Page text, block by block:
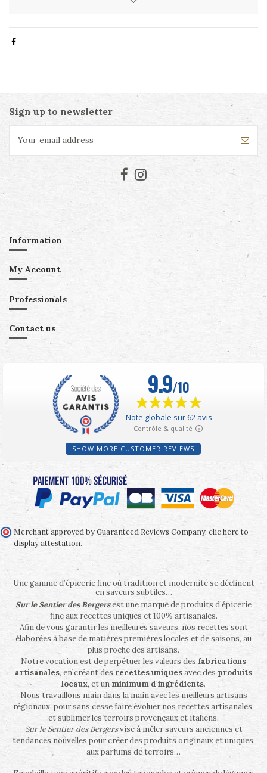
Sign up to newsletter
Information
My Account
Professionals
Contact us
SHOW MORE CUSTOMER REVIEWS
Merchant approved by Guaranteed Reviews Company, clic here to
display attestation.
Une gamme d’épicerie fine où tradition et modernité se déclinent
en saveurs subtiles…
Sur le Sentier des Bergersest une marque de produits d’épicerie
fine aux recettes uniques et 100% artisanales.
Afin de vous garantir les meilleures saveurs, nos recettes sont
élaborées à base de matières premières locales et de saisons, au
plus proche des artisans.
Notre vocation est de perpétuer les valeurs des fabrications
artisanales, en créant des recettes uniquesavec des produits
locaux, et un minimum d'ingrédients.
Nous travaillons main dans la main avec les meilleurs artisans
régionaux, pour sans cesse faire évoluer nos recettes artisanales,
et sublimer les terroirs provençaux et italiens.
Sur le Sentier des Bergersvise à mêler saveurs anciennes et
tendances nouvelles pour créer des produits originaux et uniques,
aux parfums de terroirs…